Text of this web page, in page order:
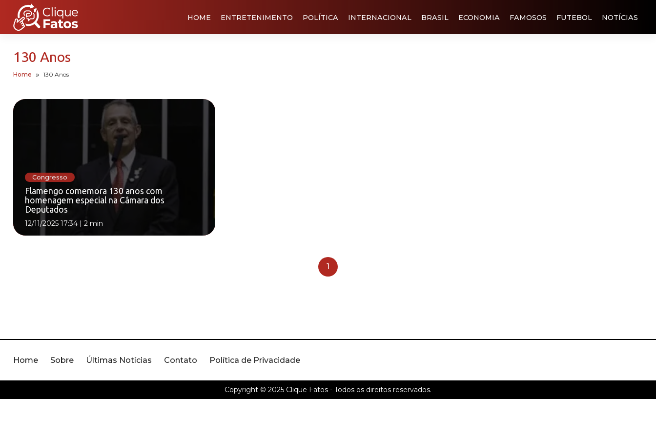
HOME ENTRETENIMENTO POLÍTICA INTERNACIONAL BRASIL ECONOMIA FAMOSOS FUTEBOL NOTÍCIAS
130 Anos
Home 130 Anos
Congresso
Flamengo comemora 130 anos com
homenagem especial na Câmara dos
Deputados
12/11/2025 17:34 | 2 min
1
Home Sobre Últimas Notícias Contato Política de Privacidade
Copyright © 2025 Clique Fatos - Todos os direitos reservados.